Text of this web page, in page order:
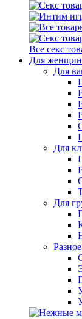
Все секс
Для женщин
Для
Для
Для
Разное